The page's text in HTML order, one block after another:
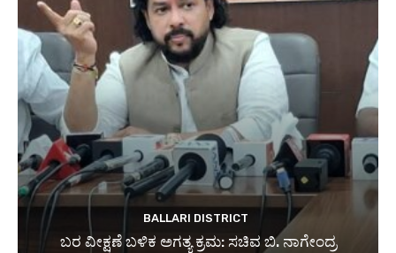
BALLARI DISTRICT
ಬರ ವೀಕ್ಷಣೆ ಬಳಿಕ ಅಗತ್ಯ ಕ್ರಮ: ಸಚಿವ ಬಿ. ನಾಗೇಂದ್ರ